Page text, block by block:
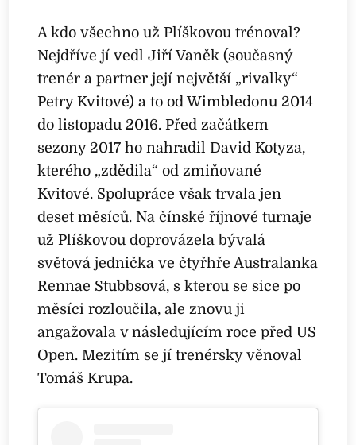
A kdo všechno už Plíškovou trénoval?
Nejdříve jí vedl Jiří Vaněk (současný
trenér a partner její největší „rivalky“
Petry Kvitové) a to od Wimbledonu 2014
do listopadu 2016. Před začátkem
sezony 2017 ho nahradil David Kotyza,
kterého „zdědila“ od zmiňované
Kvitové. Spolupráce však trvala jen
deset měsíců. Na čínské říjnové turnaje
už Plíškovou doprovázela bývalá
světová jednička ve čtyřhře Australanka
Rennae Stubbsová, s kterou se sice po
měsíci rozloučila, ale znovu ji
angažovala v následujícím roce před US
Open. Mezitím se jí trenérsky věnoval
Tomáš Krupa.